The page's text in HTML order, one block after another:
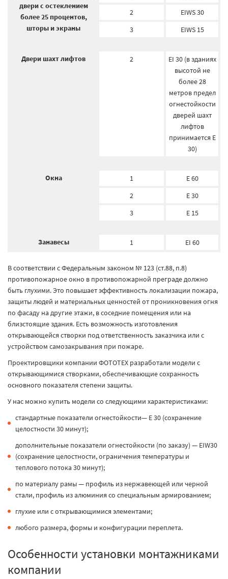
двери с остеклением
более 25 процентов,
шторы и экраны
2
EIWS 30
3
EIWS 15
Двери шахт лифтов 2
EI 30 (в зданиях
высотой не
более 28
метров предел
огнестойкости
дверей шахт
лифтов
принимается E
30)
Окна 1
E 60
2
E 30
3
E 15
Занавесы 1 EI 60
В соответствии с Федеральным законом № 123 (ст.88, п.8)
противопожарное окно в противопожарной преграде должно
быть глухими. Это повышает эффективность локализации пожара,
защиты людей и материальных ценностей от проникновения огня
по фасаду на другие этажи, в соседние помещения или на
близстоящие здания. Есть возможность изготовления
открывающейся створки под ответственность заказчика или с
устройством самозакрывания при пожаре.
Проектировщики компании ФОТОТЕХ разработали модели с
открывающимися створками, обеспечивающие сохранность
основного показателя степени защиты.
У нас можно купить модели со следующими характеристиками:
стандартные показатели огнестойкости— E 30 (сохранение
целостности 30 минут);
дополнительные показатели огнестойкости (по заказу) — EIW30
(сохранение целостности, ограничения температуры и
теплового потока 30 минут);
по материалу рамы — профиль из нержавеющей или черной
стали, профиль из алюминия со специальным армированием;
глухие или с открывающимися элементами;
любого размера, формы и конфигурации переплета.
Особенности установки монтажниками
компании